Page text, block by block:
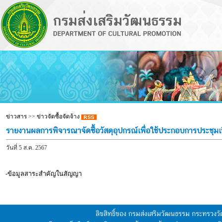
ข่าวสาร>> ข่าวจัดซื้อจัดจ้าง
รายงานผลการพิจารณาจัดซื้อวัสดุอุปกรณ์เพื่อใช้ประกอบการประชุ
วันที่ 5 ส.ค. 2567
-ข้อมูลสาระสำคัญในสัญญา
ลิขสิทธิ์ของ กรมส่งเสริมวัฒนธรรม กระทรว